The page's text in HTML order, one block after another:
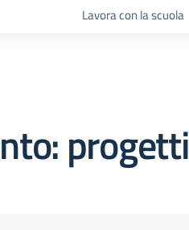
Lavora con la scuola
progetti